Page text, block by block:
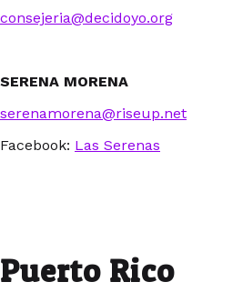
consejeria@decidoyo.org
SERENA MORENA
serenamorena@riseup.net
Facebook: Las Serenas
Puerto Rico